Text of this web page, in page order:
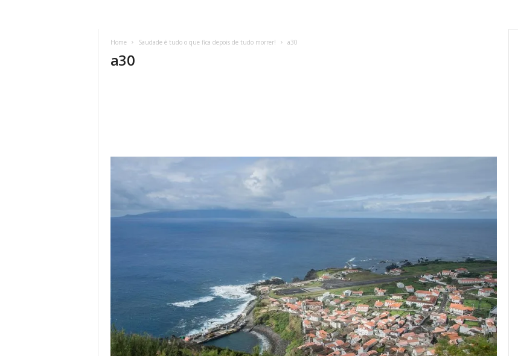
Home Saudade é tudo o que fica depois de tudo morrer! a30
a30